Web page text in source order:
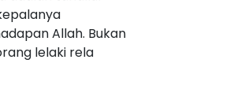
Allah. Bukan
lelaki rela